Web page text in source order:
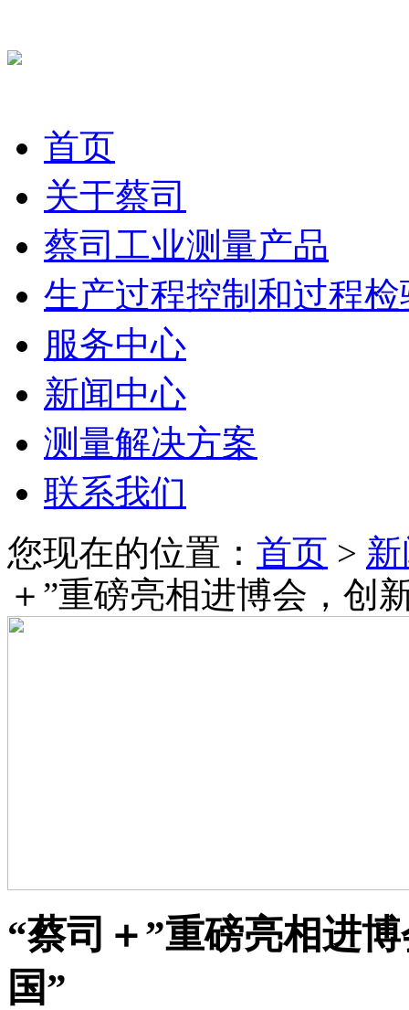
首页
关于蔡司
蔡司工业测量产品
生产过程控制和过程
服务中心
新闻中心
测量解决方案
联系我们
您现在的位置： 首页 >
＋”重磅亮相进博会，创
“蔡司＋”重磅亮相进
国”